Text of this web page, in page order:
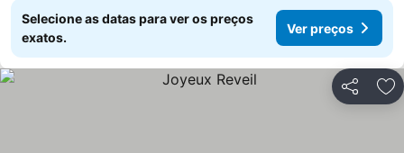
Selecione as datas para ver os preços
exatos.
Ver preços
Partilhar